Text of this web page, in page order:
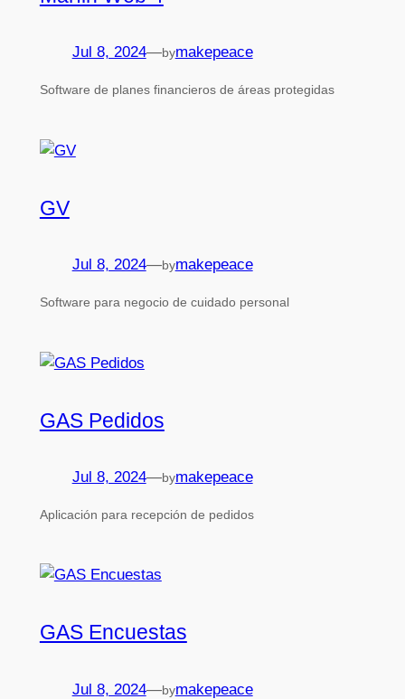
Jul 8, 2024—bymakepeace
Software de planes financieros de áreas protegidas
GV
Jul 8, 2024—bymakepeace
Software para negocio de cuidado personal
GAS Pedidos
Jul 8, 2024—bymakepeace
Aplicación para recepción de pedidos
GAS Encuestas
Jul 8, 2024—bymakepeace